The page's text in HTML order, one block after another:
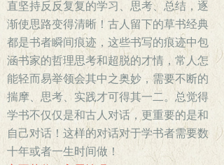
直坚持反反复复的学习、思考、总结，逐
渐使思路变得清晰！古人留下的草书经典
都是书者瞬间痕迹，这些书写的痕迹中包
涵书家的哲理思考和超脱的才情，常人怎
能轻而易举领会其中之奥妙，需要不断的
揣摩、思考、实践才可得其一二。总觉得
学书不仅仅是和古人对话，更重要的是和
自己对话！这样的对话对于学书者需要数
十年或者一生时间做！